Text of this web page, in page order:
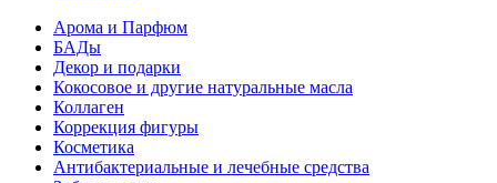
Арома и Парфюм
БАДы
Декор и подарки
Кокосовое и другие натуральные масла
Коллаген
Коррекция фигуры
Косметика
Антибактериальные и лечебные средства